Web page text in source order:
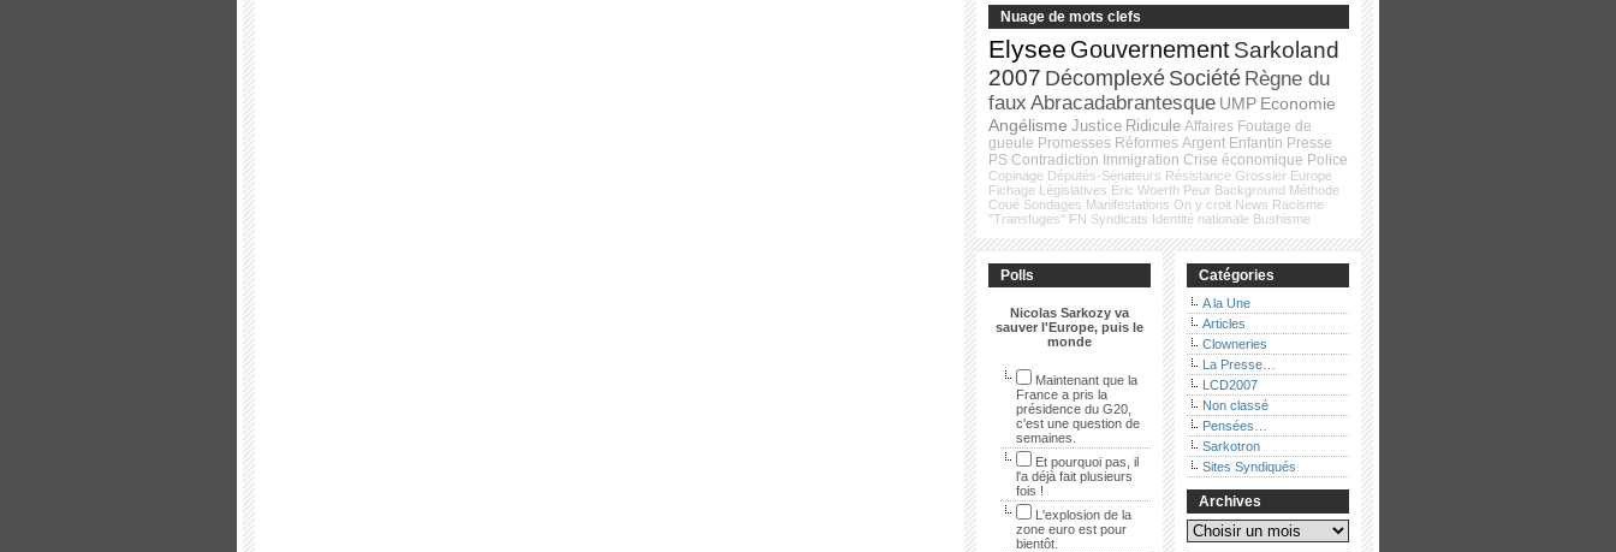
Nuage de mots clefs
Elysee GouvernementSarkoland
2007 Décomplexé Société Règne du
faux Abracadabrantesque UMP Economie
Angélisme Justice Ridicule Affaires Foutage de
gueule Promesses Réformes Argent Enfantin Presse
PS Contradiction Immigration Crise économique Police
Copinage Députés-Sénateurs Résistance Grossier Europe
Fichage Législatives Éric Woerth Peur Background Méthode
Coué Sondages Manifestations On y croit News Racisme
"Transfuges" FN Syndicats Identité nationale Bushisme
Polls
Nicolas Sarkozy va
sauver l'Europe, puis le
monde
Maintenant que la
France a pris la
présidence du G20,
c'est une question de
semaines.
Et pourquoi pas, il
l'a déjà fait plusieurs
fois !
L'explosion de la
zone euro est pour
bientôt.
Catégories
A la Une
Articles
Clowneries
La Presse…
LCD2007
Non classé
Pensées…
Sarkotron
Sites Syndiqués
Archives